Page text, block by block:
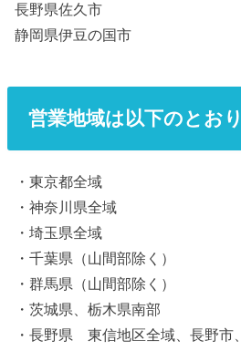
長野県佐久市
静岡県伊豆の国市
営業地域は以下のとおり
・東京都全域
・神奈川県全域
・埼玉県全域
・千葉県（山間部除く）
・群馬県（山間部除く）
・茨城県、栃木県南部
・長野県 東信地区全域、長野市